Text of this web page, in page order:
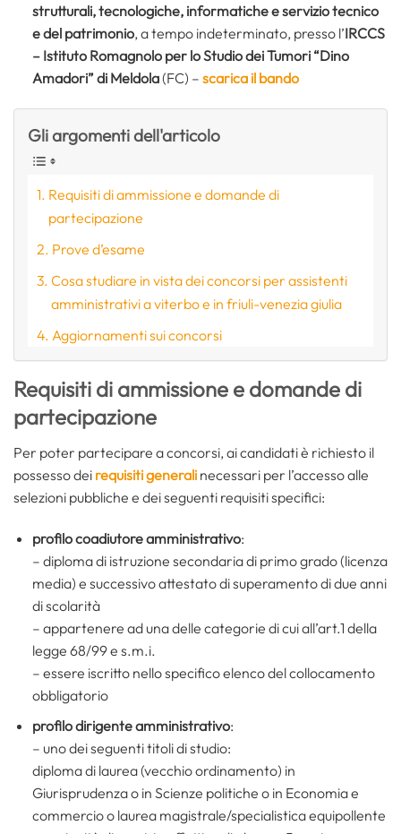
strutturali, tecnologiche, informatiche e servizio tecnico
e del patrimonio, a tempo indeterminato, presso l’IRCCS
– Istituto Romagnolo per lo Studio dei Tumori “Dino
Amadori” di Meldola(FC) – scarica il bando
Gli argomenti dell'articolo
Requisiti di ammissione e domande di
partecipazione
Prove d’esame
Cosa studiare in vista dei concorsi per assistenti
amministrativi a viterbo e in friuli-venezia giulia
Aggiornamenti sui concorsi
Requisiti di ammissione e domande di
partecipazione
Per poter partecipare a concorsi, ai candidati è richiesto il
possesso dei requisiti generali necessari per l’accesso alle
selezioni pubbliche e dei seguenti requisiti specifici:
profilo coadiutore amministrativo:
– diploma di istruzione secondaria di primo grado (licenza
media) e successivo attestato di superamento di due anni
di scolarità
– appartenere ad una delle categorie di cui all’art.1 della
legge 68/99 e s.m.i.
– essere iscritto nello specifico elenco del collocamento
obbligatorio
profilo dirigente amministrativo:
– uno dei seguenti titoli di studio:
diploma di laurea (vecchio ordinamento) in
Giurisprudenza o in Scienze politiche o in Economia e
commercio o laurea magistrale/specialistica equipollente